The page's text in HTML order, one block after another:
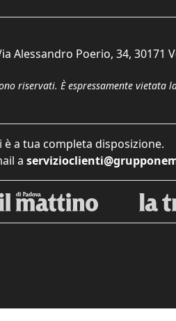
Alessandro Poerio, 34, 30171
riservati. È espressamente vietata
a tua completa disposizione.
a